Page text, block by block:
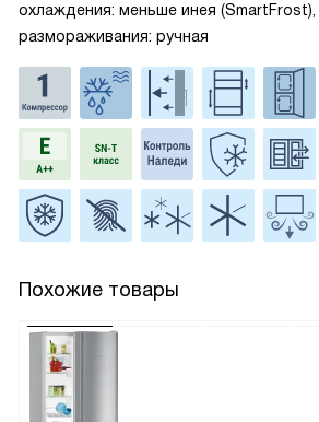
охлаждения: меньше инея
размораживания: ручная
Похожие товары